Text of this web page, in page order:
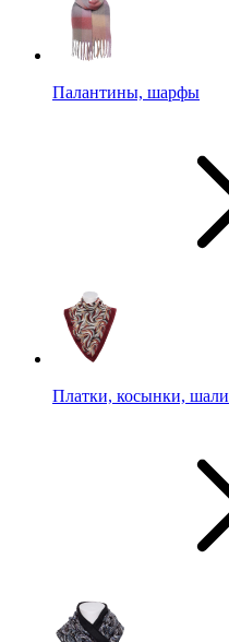
Палантины, шарфы
Платки, косынки, шали